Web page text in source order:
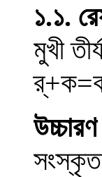
১.১.
মুখী
উচ্চারণ
সংস্কৃত